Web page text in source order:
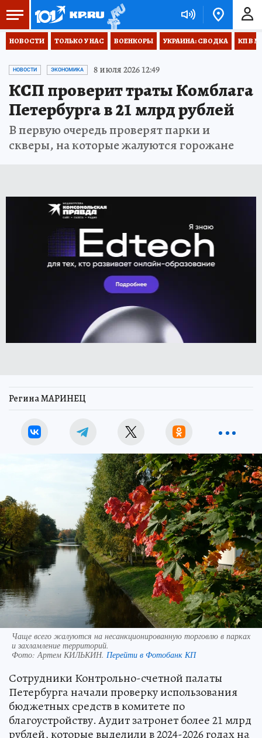
НОВОСТИ ТОЛЬКО У НАС ВОЕНКОРЫ УКРАИНА: СВОДКА КП В
НОВОСТИ ЭКОНОМИКА 8 июля 2026 12:49
КСП проверит траты Комблага
Петербурга в 21 млрд рублей
В первую очередь проверят парки и
скверы, на которые жалуются горожане
Регина МАРИНЕЦ
Чаще всего жалуются на несанкционированную торговлю в парках
и захламление территорий.
Фото: Артем КИЛЬКИН. Перейти в Фотобанк КП
Сотрудники Контрольно-счетной палаты
Петербурга начали проверку использования
бюджетных средств в комитете по
благоустройству. Аудит затронет более 21 млрд
рублей, которые выделили в 2024-2026 годах на